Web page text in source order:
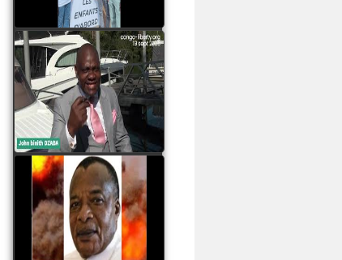
John Binith Dzaba
s'exprime sur le voyage
de Rodrigue Malanda
Samba à Paris
watch video
Poaty Pangou La
Conférence des ethnies
est la seule solution pour
éviter la scission du
Congo B
watch video